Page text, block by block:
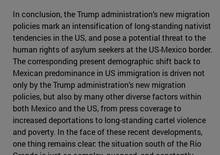
In conclusion, the Trump administration’s new migration
policies mark an intensification of long-standing nativist
tendencies in the US, and pose a potential threat to the
human rights of asylum seekers at the US-Mexico border.
The corresponding present demographic shift back to
Mexican predominance in US immigration is driven not
only by the Trump administration’s new migration
policies, but also by many other diverse factors within
both Mexico and the US, from press coverage to
increased deportations to long-standing cartel violence
and poverty. In the face of these recent developments,
one thing remains clear: the situation south of the Rio